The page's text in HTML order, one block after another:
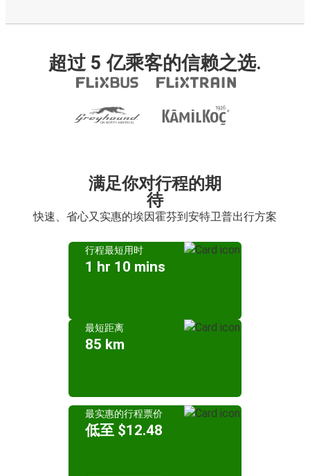
超过 5 亿乘客的信赖之选.
满足你对行程的期
待
快速、省心又实惠的埃因霍芬到安特卫普出行方案
行程最短用时
1 hr 10 mins
最短距离
85 km
最实惠的行程票价
低至 $12.48